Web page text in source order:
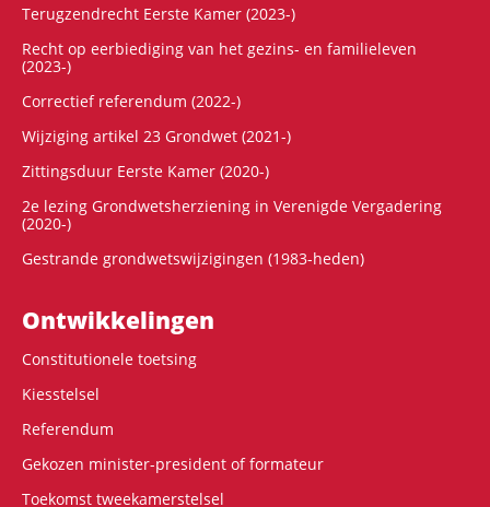
Terugzendrecht Eerste Kamer (2023-)
Recht op eerbiediging van het gezins- en familieleven
(2023-)
Correctief referendum (2022-)
Wijziging artikel 23 Grondwet (2021-)
Zittingsduur Eerste Kamer (2020-)
2e lezing Grondwetsherziening in Verenigde Vergadering
(2020-)
Gestrande grondwetswijzigingen (1983-heden)
Ontwikke­lingen
Constitutionele toetsing
Kiesstelsel
Referendum
Gekozen minister-president of formateur
Toekomst tweekamerstelsel